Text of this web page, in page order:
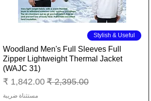
العرض السريع Stylish & Useful
Woodland Men's Full Sleeves Full
Zipper Lightweight Thermal Jacket
(WAJC 31)
سعر عادي سعر البيع
مستثناة ضريبة